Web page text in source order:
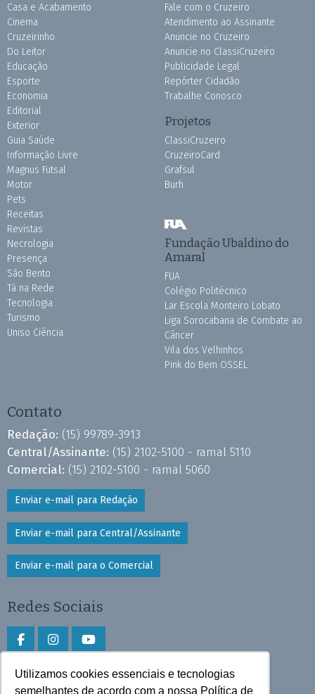
Utilizamos cookies essenciais e tecnologias
semelhantes de acordo com a nossa Política de
Casa e Acabamento
Cinema
Cruzeirinho
Do Leitor
Educação
Esporte
Economia
Editorial
Exterior
Guia Saúde
Informação Livre
Magnus Futsal
Motor
Pets
Receitas
Revistas
Necrologia
Presença
São Bento
Tá na Rede
Tecnologia
Turismo
Uniso Ciência
Fale com o Cruzeiro
Atendimento ao Assinante
Anuncie no Cruzeiro
Anuncie no ClassiCruzeiro
Publicidade Legal
Repórter Cidadão
Trabalhe Conosco
Projetos
ClassiCruzeiro
CruzeiroCard
Grafsul
Burh
Fundação Ubaldino do
Amaral
FUA
Colégio Politécnico
Lar Escola Monteiro Lobato
Liga Sorocabana de Combate ao
Câncer
Vila dos Velhinhos
Pink do Bem OSSEL
Contato
Redação: (15) 99789-3913
Central/Assinante: (15) 2102-5100 - ramal 5110
Comercial: (15) 2102-5100 - ramal 5060
Enviar e-mail para Redação
Enviar e-mail para Central/Assinante
Enviar e-mail para o Comercial
Redes Sociais
Faça download do aplicativo